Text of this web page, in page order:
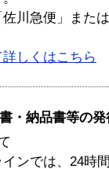
川急便」また
しくはこちら
・納品書等の
ンでは、24時